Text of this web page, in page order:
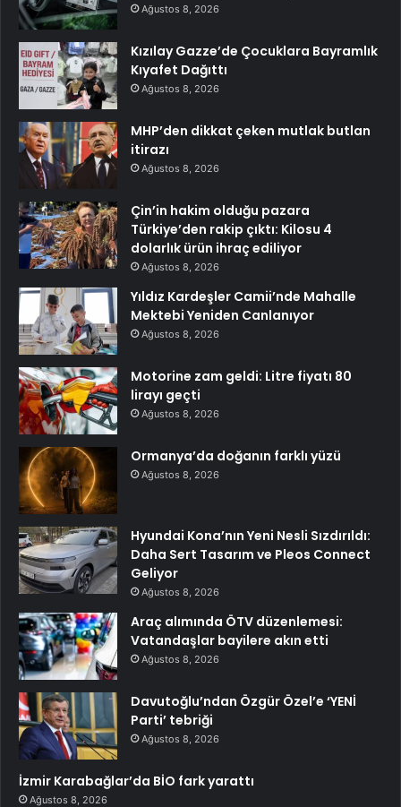
Ağustos 8, 2026
Kızılay Gazze’de Çocuklara Bayramlık
Kıyafet Dağıttı
Ağustos 8, 2026
MHP’den dikkat çeken mutlak butlan
itirazı
Ağustos 8, 2026
Çin’in hakim olduğu pazara
Türkiye’den rakip çıktı: Kilosu 4
dolarlık ürün ihraç ediliyor
Ağustos 8, 2026
Yıldız Kardeşler Camii’nde Mahalle
Mektebi Yeniden Canlanıyor
Ağustos 8, 2026
Motorine zam geldi: Litre fiyatı 80
lirayı geçti
Ağustos 8, 2026
Ormanya’da doğanın farklı yüzü
Ağustos 8, 2026
Hyundai Kona’nın Yeni Nesli Sızdırıldı:
Daha Sert Tasarım ve Pleos Connect
Geliyor
Ağustos 8, 2026
Araç alımında ÖTV düzenlemesi:
Vatandaşlar bayilere akın etti
Ağustos 8, 2026
Davutoğlu’ndan Özgür Özel’e ‘YENİ
Parti’ tebriği
Ağustos 8, 2026
İzmir Karabağlar’da BİO fark yarattı
Ağustos 8, 2026